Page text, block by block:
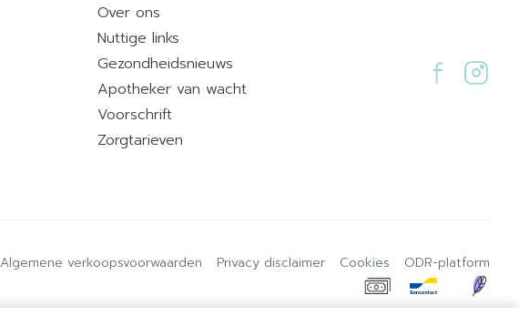
Over ons
Nuttige links
Gezondheidsnieuws
Apotheker van wacht
Voorschrift
Zorgtarieven
Algemene verkoopsvoorwaarden Privacy disclaimer Cookies ODR-platform